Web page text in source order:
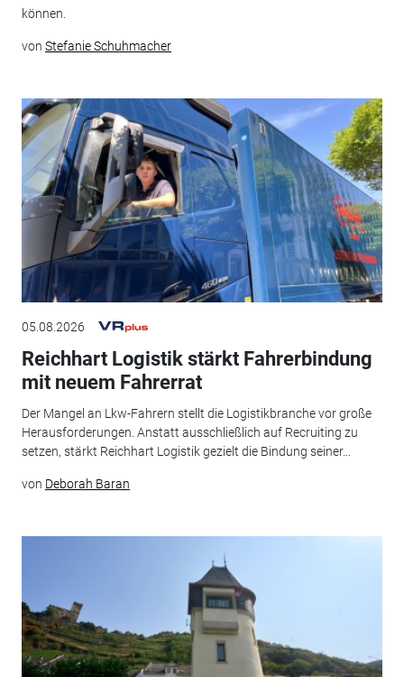
können.
von Stefanie Schuhmacher
05.08.2026
Reichhart Logistik stärkt Fahrerbindung
mit neuem Fahrerrat
Der Mangel an Lkw-Fahrern stellt die Logistikbranche vor große
Herausforderungen. Anstatt ausschließlich auf Recruiting zu
setzen, stärkt Reichhart Logistik gezielt die Bindung seiner...
von Deborah Baran